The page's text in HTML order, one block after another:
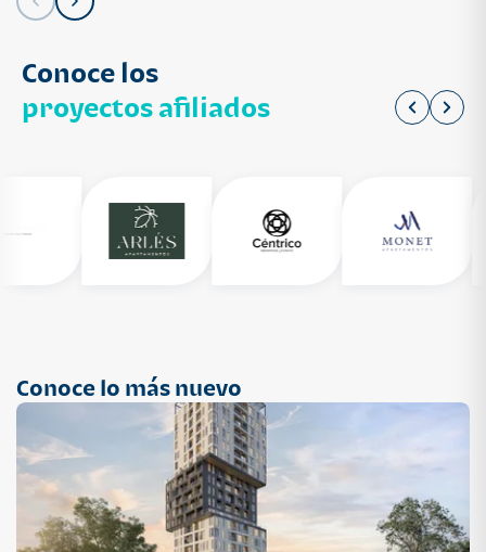
Conoce los
proyectos afiliados
Conoce lo más nuevo